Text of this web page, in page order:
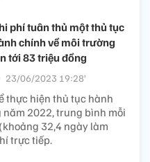
phí tuân thủ một thủ tục
chính về môi trường
tới 83 triệu đồng
23/06/2023 19:28’
thực hiện thủ tục hành
2022, trung bình mỗi
32,4 ngày làm
trực tiếp.